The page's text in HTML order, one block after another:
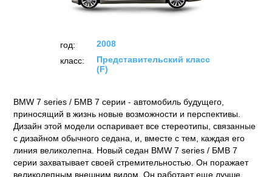
год:
2008
класс:
Представительский класс
(F)
BMW 7 series / БМВ 7 серии - автомобиль будущего,
приносящий в жизнь новые возможности и перспективы.
Дизайн этой модели оспаривает все стереотипы, связанные
с дизайном обычного седана, и, вместе с тем, каждая его
линия великолепна. Новый седан BMW 7 series / БМВ 7
серии захватывает своей стремительностью. Он поражает
великолепным внешним видом. Он работает еще лучше,